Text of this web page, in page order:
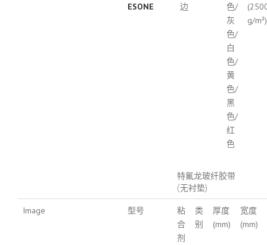
ESONE
边
色/
灰
色/
白
色/
黄
色/
黑
色/
红
色
g/m²)
特氟龙玻纤胶带
(无衬垫)
Image 型号
粘
合
剂
类
别
厚度
(mm)
宽度
(mm)